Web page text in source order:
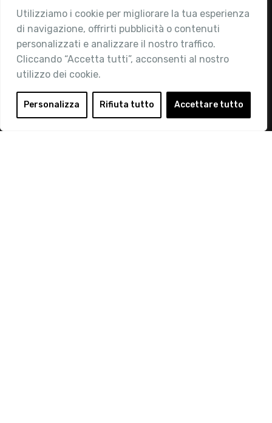
Utilizziamo i cookie per migliorare la tua esperienza
di navigazione, offrirti pubblicità o contenuti
personalizzati e analizzare il nostro traffico.
Cliccando “Accetta tutti”, acconsenti al nostro
utilizzo dei cookie.
Personalizza Rifiuta tutto Accettare tutto
Chi siamo
Attività
Contatti
Area Riservata
Login
Diventa Socio